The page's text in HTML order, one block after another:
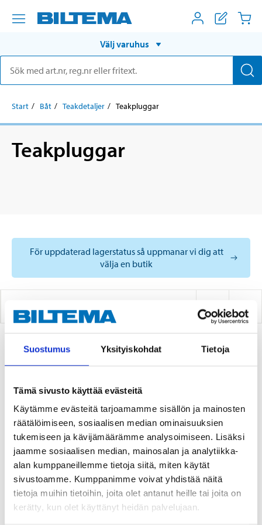
Suostumus Yksityiskohdat Tietoja
Tämä sivusto käyttää evästeitä
Käytämme evästeitä tarjoamamme sisällön ja mainosten
räätälöimiseen, sosiaalisen median ominaisuuksien
tukemiseen ja kävijämäärämme analysoimiseen. Lisäksi
jaamme sosiaalisen median, mainosalan ja analytiikka-
alan kumppaneillemme tietoja siitä, miten käytät
sivustoamme. Kumppanimme voivat yhdistää näitä
tietoja muihin tietoihin, joita olet antanut heille tai joita on
kerätty, kun olet käyttänyt heidän palvelujaan.
Välj varuhus
Start Båt Teakdetaljer Teakpluggar
Teakpluggar
För uppdaterad lagerstatus så uppmanar vi dig att
välja en butik
PRODUKTER
345